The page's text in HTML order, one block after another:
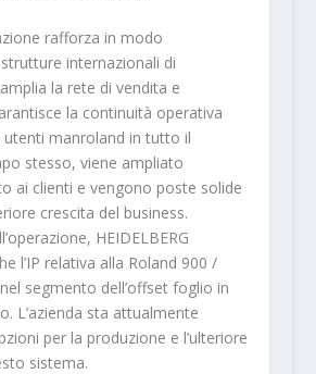
rafforza in modo
internazionali di
amplia la rete di vendita e
la continuità operativa
utenti manroland in tutto il
stesso, viene ampliato
ai clienti e vengono poste solide
crescita del business.
HEIDELBERG
l’IP relativa alla Roland 900 /
segmento dell’offset foglio in
L’azienda sta attualmente
per la produzione e l’ulteriore
sistema.